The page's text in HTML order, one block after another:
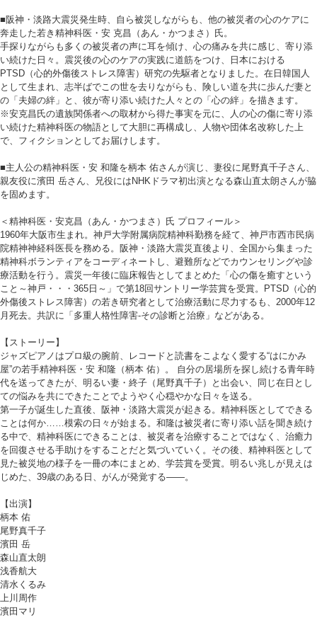
■阪神・淡路大震災発生時、自ら被災しながらも、他の被災者の心のケアに
奔走した若き精神科医・安 克昌（あん・かつまさ）氏。
手探りながらも多くの被災者の声に耳を傾け、心の痛みを共に感じ、寄り添
い続けた日々。震災後の心のケアの実践に道筋をつけ、日本における
PTSD（心的外傷後ストレス障害）研究の先駆者となりました。在日韓国人
として生まれ、志半ばでこの世を去りながらも、険しい道を共に歩んだ妻と
の「夫婦の絆」と、彼が寄り添い続けた人々との「心の絆」を描きます。
※安克昌氏の遺族関係者への取材から得た事実を元に、人の心の傷に寄り添
い続けた精神科医の物語として大胆に再構成し、人物や団体名改称した上
で、フィクションとしてお届けします。
■主人公の精神科医・安 和隆を柄本 佑さんが演じ、妻役に尾野真千子さん、
親友役に濱田 岳さん、兄役にはNHKドラマ初出演となる森山直太朗さんが脇
を固めます。
＜精神科医・安克昌（あん・かつまさ）氏 プロフィール＞
1960年大阪市生まれ。神戸大学附属病院精神科勤務を経て、神戸市西市民病
院精神神経科医長を務める。阪神・淡路大震災直後より、全国から集まった
精神科ボランティアをコーディネートし、避難所などでカウンセリングや診
療活動を行う。震災一年後に臨床報告としてまとめた「心の傷を癒すという
こと～神戸・・・365日～」で第18回サントリー学芸賞を受賞。PTSD（心的
外傷後ストレス障害）の若き研究者として治療活動に尽力するも、2000年12
月死去。共訳に「多重人格性障害-その診断と治療」などがある。
【ストーリー】
ジャズピアノはプロ級の腕前、レコードと読書をこよなく愛する“はにかみ
屋”の若手精神科医・安 和隆（柄本 佑）。 自分の居場所を探し続ける青年時
代を送ってきたが、明るい妻・終子（尾野真千子）と出会い、同じ在日とし
ての悩みを共にできたことでようやく心穏やかな日々を送る。
第一子が誕生した直後、阪神・淡路大震災が起きる。精神科医としてできる
ことは何か……模索の日々が始まる。和隆は被災者に寄り添い話を聞き続け
る中で、精神科医にできることは、被災者を治療することではなく、治癒力
を回復させる手助けをすることだと気づいていく。その後、精神科医として
見た被災地の様子を一冊の本にまとめ、学芸賞を受賞。明るい兆しが見えは
じめた、39歳のある日、がんが発覚する――。
【出演】
柄本 佑
尾野真千子
濱田 岳
森山直太朗
浅香航大
清水くるみ
上川周作
濱田マリ